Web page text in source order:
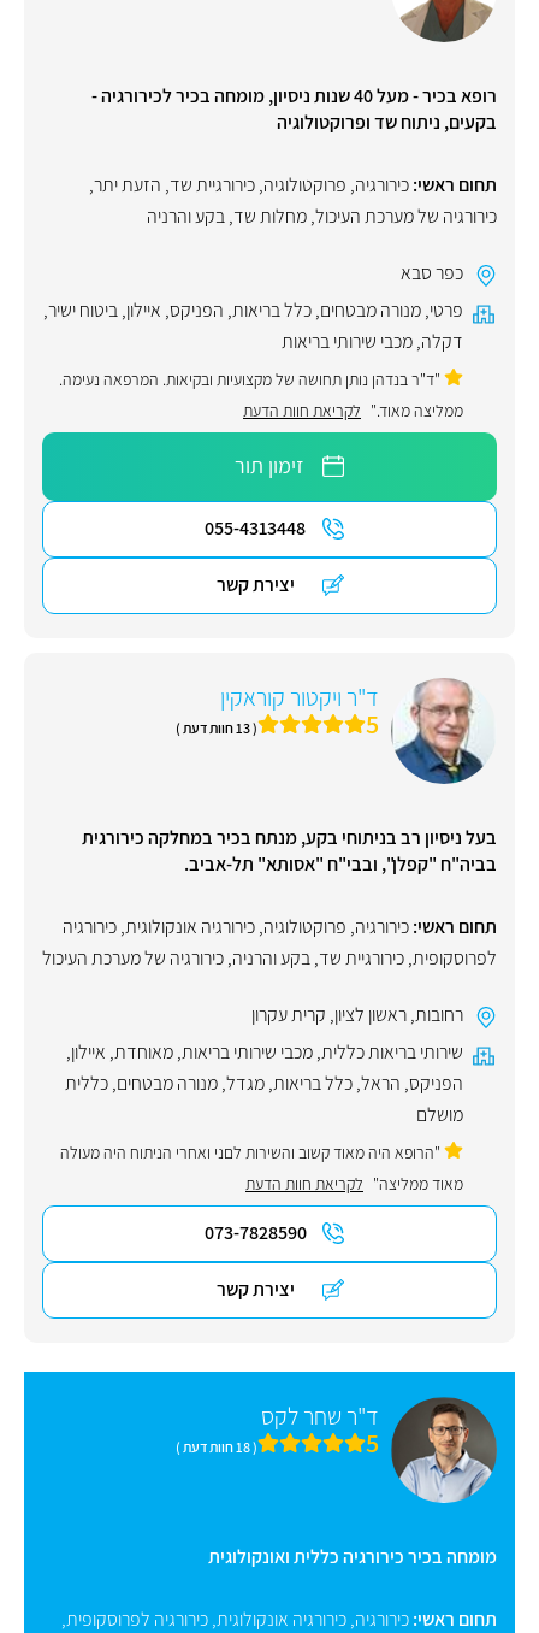
רופא בכיר - מעל 40 שנות ניסיון, מומחה בכיר לכירורגיה -
בקעים, ניתוח שד ופרוקטולוגיה
תחום ראשי:כירורגיה, פרוקטולוגיה,כירורגיית שד, הזעת יתר,
כירורגיה של מערכת העיכול,מחלות שד,בקע והרניה
כפר סבא
פרטי,מנורה מבטחים,כלל בריאות, הפניקס, איילון,ביטוח ישיר,
דקלה,מכבי שירותי בריאות
"ד"ר בנדהן נותן תחושה של מקצועיות ובקיאות. המרפאה נעימה.
ממליצה מאוד." לקריאת חוות הדעת
זימון תור
055-4313448
יצירת קשר
ד"ר ויקטור קוראקין
5 ( 13 חוות דעת )
בעל ניסיון רב בניתוחי בקע, מנתח בכיר במחלקה כירורגית
בביה"ח "קפלן", ובבי"ח "אסותא" תל-אביב.
תחום ראשי:כירורגיה, פרוקטולוגיה,כירורגיה אונקולוגית,כירורגיה
לפרוסקופית,כירורגיית שד,בקע והרניה,כירורגיה של מערכת העיכול
רחובות,ראשון לציון, קרית עקרון
שירותי בריאות כללית,מכבי שירותי בריאות,מאוחדת, איילון,
הפניקס, הראל,כלל בריאות,מגדל,מנורה מבטחים,כללית
מושלם
"הרופא היה מאוד קשוב והשירות לםני ואחרי הניתוח היה מעולה
מאוד ממליצה" לקריאת חוות הדעת
073-7828590
יצירת קשר
ד"ר שחר לקס
5 ( 18 חוות דעת )
מומחה בכיר כירורגיה כללית ואונקולוגית
תחום ראשי:כירורגיה,כירורגיה אונקולוגית,כירורגיה לפרוסקופית,